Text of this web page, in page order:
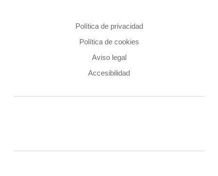
Política de privacidad
Política de cookies
Aviso legal
Accesibilidad